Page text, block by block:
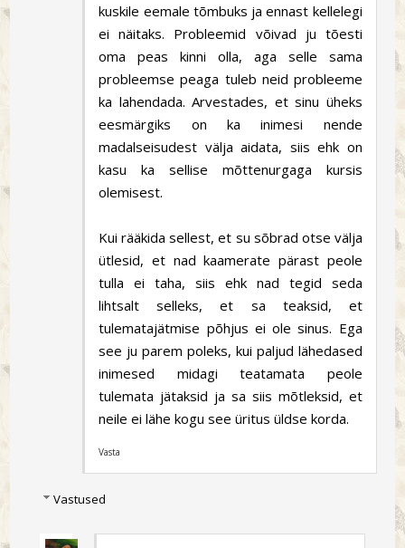
kuskile eemale tõmbuks ja ennast kellelegi
ei näitaks. Probleemid võivad ju tõesti
oma peas kinni olla, aga selle sama
probleemse peaga tuleb neid probleeme
ka lahendada. Arvestades, et sinu üheks
eesmärgiks on ka inimesi nende
madalseisudest välja aidata, siis ehk on
kasu ka sellise mõttenurgaga kursis
olemisest.
Kui rääkida sellest, et su sõbrad otse välja
ütlesid, et nad kaamerate pärast peole
tulla ei taha, siis ehk nad tegid seda
lihtsalt selleks, et sa teaksid, et
tulematajätmise põhjus ei ole sinus. Ega
see ju parem poleks, kui paljud lähedased
inimesed midagi teatamata peole
tulemata jätaksid ja sa siis mõtleksid, et
neile ei lähe kogu see üritus üldse korda.
Vasta
Vastused